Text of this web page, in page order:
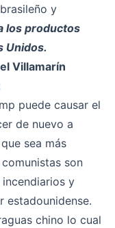
y
los productos
Unidos.
Villamarín
puede causar el
de nuevo a
sea más
son
y
estadounidense.
chino lo cual